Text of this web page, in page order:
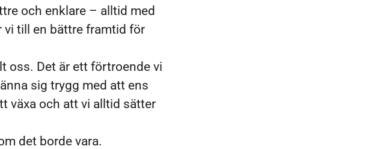
och enklare – alltid med
vi till en bättre framtid för
oss. Det är ett förtroende vi
sig trygg med att ens
växa och att vi alltid sätter
det borde vara.